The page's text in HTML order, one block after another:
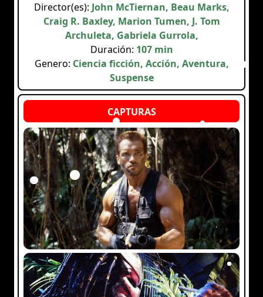
Director(es): John McTiernan, Beau Marks,
Craig R. Baxley, Marion Tumen, J. Tom
Archuleta, Gabriela Gurrola,
Duración: 107 min
Genero: Ciencia ficción, Acción, Aventura,
Suspense